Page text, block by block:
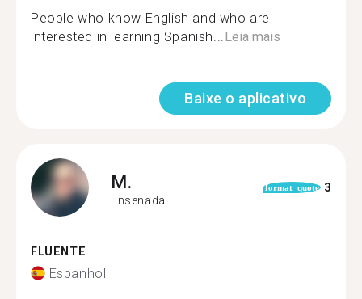
People who know English and who are
interested in learning Spanish...Leia mais
Baixe o aplicativo
M.
Ensenada
format_quote 3
FLUENTE
Espanhol